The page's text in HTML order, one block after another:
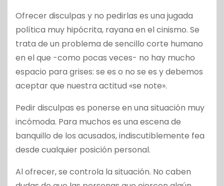
Ofrecer disculpas y no pedirlas es una jugada
política muy hipócrita, rayana en el cinismo. Se
trata de un problema de sencillo corte humano
en el que -como pocas veces- no hay mucho
espacio para grises: se es o no se es y debemos
aceptar que nuestra actitud «se note».
Pedir disculpas es ponerse en una situación muy
incómoda. Para muchos es una escena de
banquillo de los acusados, indiscutiblemente fea
desde cualquier posición personal.
Al ofrecer, se controla la situación. No caben